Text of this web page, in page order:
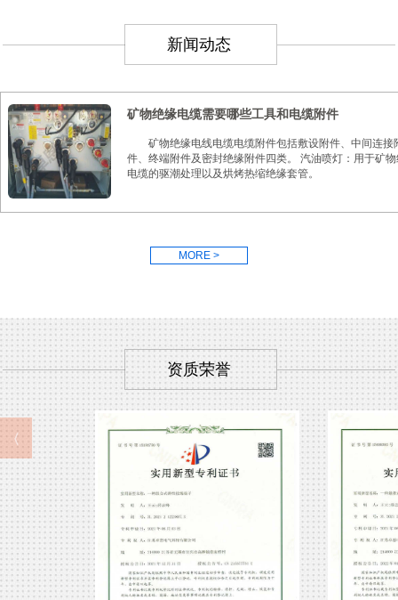
新闻动态
矿物绝缘电缆需要哪些工具和电缆附件
矿物绝缘电线电缆电缆附件包括敷设附件、中间连接
件、终端附件及密封绝缘附件四类。 汽油喷灯：用于矿
电缆的驱潮处理以及烘烤热缩绝缘套管。
MORE >
资质荣誉